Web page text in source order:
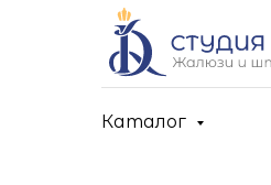
Каталог